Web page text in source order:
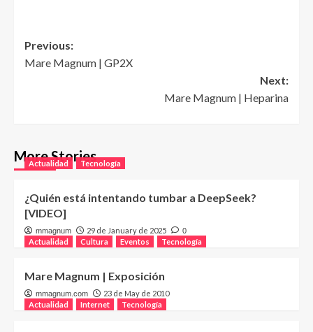
Post
navigation
Previous:
Mare Magnum | GP2X
Next:
Mare Magnum | Heparina
More Stories
Actualidad Tecnología
¿Quién está intentando tumbar a DeepSeek?
[VIDEO]
mmagnum 29 de January de 2025 0
Actualidad Cultura Eventos Tecnología
Mare Magnum | Exposición
mmagnum.com
23 de May de 2010
Actualidad
Internet Tecnología